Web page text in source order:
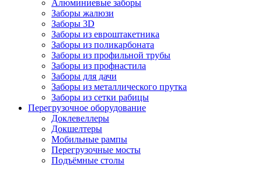
Алюминиевые заборы
Заборы жалюзи
Заборы 3D
Заборы из евроштакетника
Заборы из поликарбоната
Заборы из профильной трубы
Заборы из профнастила
Заборы для дачи
Заборы из металлического прутка
Заборы из сетки рабицы
Перегрузочное оборудование
Доклевеллеры
Докшелтеры
Мобильные рампы
Перегрузочные мосты
Подъёмные столы